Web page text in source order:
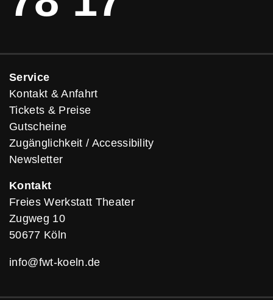
Service
Kontakt & Anfahrt
Tickets & Preise
Gutscheine
Zugänglichkeit / Accessibility
Newsletter
Kontakt
Freies Werkstatt Theater
Zugweg 10
50677 Köln
info@fwt-koeln.de